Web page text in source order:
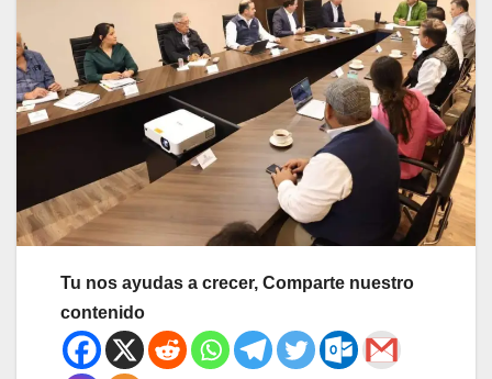
Tu nos ayudas a crecer, Comparte nuestro
contenido